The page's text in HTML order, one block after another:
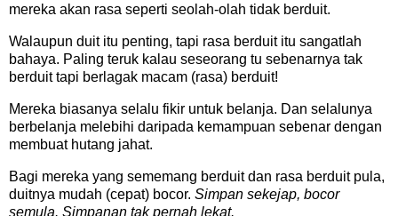
mereka akan rasa seperti seolah-olah tidak berduit.
Walaupun duit itu penting, tapi rasa berduit itu sangatlah
bahaya. Paling teruk kalau seseorang tu sebenarnya tak
berduit tapi berlagak macam (rasa) berduit!
Mereka biasanya selalu fikir untuk belanja. Dan selalunya
berbelanja melebihi daripada kemampuan sebenar dengan
membuat hutang jahat.
Bagi mereka yang sememang berduit dan rasa berduit pula,
duitnya mudah (cepat) bocor. Simpan sekejap, bocor
semula. Simpanan tak pernah lekat.